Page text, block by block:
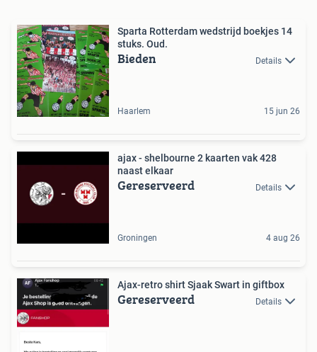
Sparta Rotterdam wedstrijd boekjes 14
stuks. Oud.
Bieden Details
Haarlem 15 jun 26
ajax - shelbourne 2 kaarten vak 428
naast elkaar
Gereserveerd Details
Groningen 4 aug 26
Ajax-retro shirt Sjaak Swart in giftbox
Gereserveerd Details